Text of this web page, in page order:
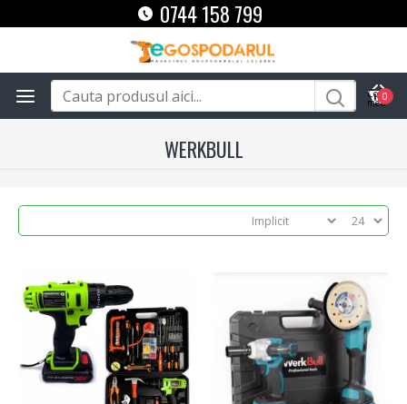
0744 158 799
0
WERKBULL